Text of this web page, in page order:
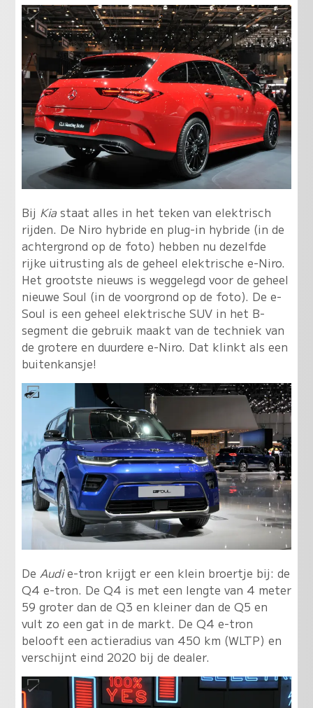
Bij Kiastaat alles in het teken van elektrisch
rijden. De Niro hybride en plug-in hybride (in de
achtergrond op de foto) hebben nu dezelfde
rijke uitrusting als de geheel elektrische e-Niro.
Het grootste nieuws is weggelegd voor de geheel
nieuwe Soul (in de voorgrond op de foto). De e-
Soul is een geheel elektrische SUV in het B-
segment die gebruik maakt van de techniek van
de grotere en duurdere e-Niro. Dat klinkt als een
buitenkansje!
De Audie-tron krijgt er een klein broertje bij: de
Q4 e-tron. De Q4 is met een lengte van 4 meter
59 groter dan de Q3 en kleiner dan de Q5 en
vult zo een gat in de markt. De Q4 e-tron
belooft een actieradius van 450 km (WLTP) en
verschijnt eind 2020 bij de dealer.